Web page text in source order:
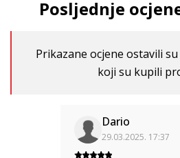
Posljednje
Prikazane ocjene ostavili
koji su kupili
Dario
29.03.2025. 17:37